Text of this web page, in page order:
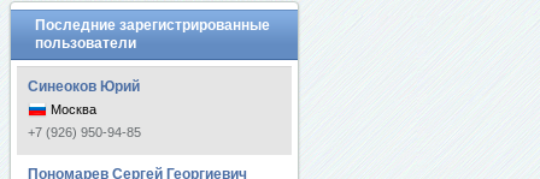
Последние зарегистрированные
пользователи
Синеоков Юрий
Москва
+7 (926) 950-94-85
Пономарев Сергей Георгиевич